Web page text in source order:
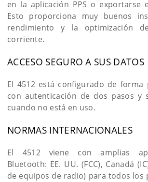
en la aplicación PPS o exportarse
Esto proporciona muy buenos
rendimiento y la optimización
corriente.
ACCESO SEGURO A SUS DATOS
El 4512 está configurado de forma
con autenticación de dos pasos y
cuando no está en uso.
NORMAS INTERNACIONALES
El 4512 viene con amplias
Bluetooth: EE. UU. (FCC), Canadá
de equipos de radio) para todos los